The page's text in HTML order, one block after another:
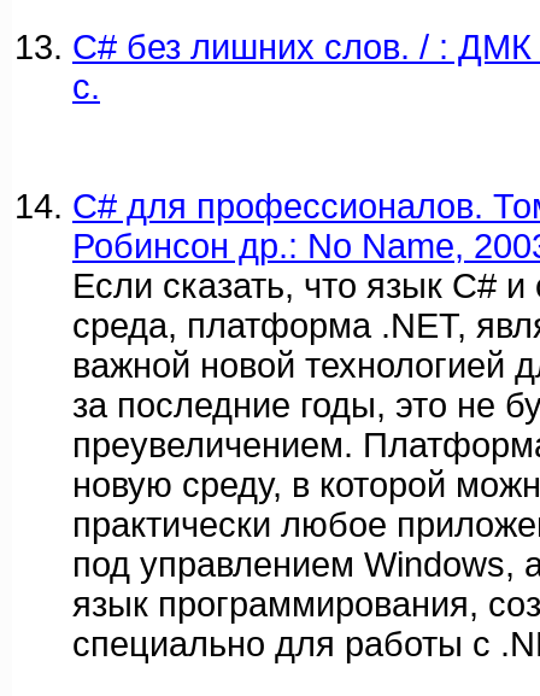
C# без лишних слов. / :
c.
C# для профессионалов.
Робинсон др.: No Name,
Если сказать, что язык C#
среда, платформа .NET,
важной новой технологией
за последние годы, это не
преувеличением.
новую среду, в которой
практически любое
под управлением Windows,
язык программирования,
специально для работы с